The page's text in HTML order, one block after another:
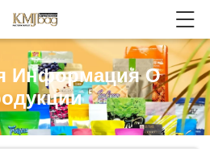
Информация О